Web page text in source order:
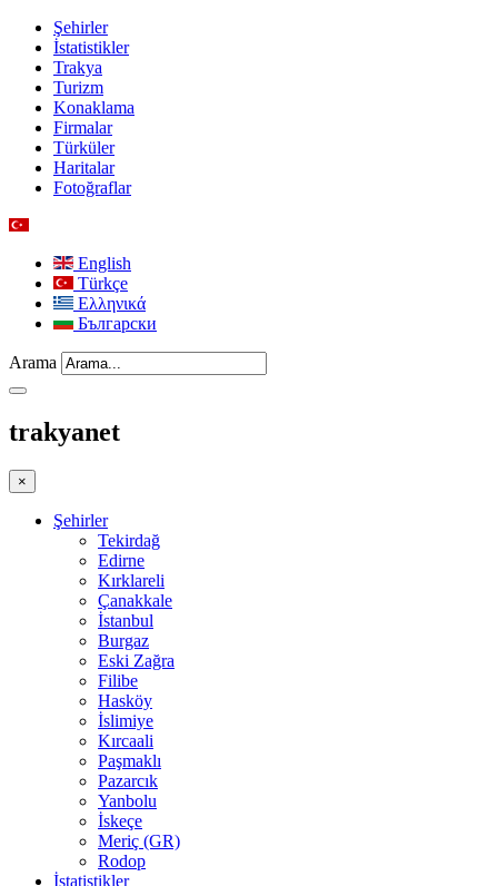
Şehirler
İstatistikler
Trakya
Turizm
Konaklama
Firmalar
Türküler
Haritalar
Fotoğraflar
English
Türkçe
Ελληνικά
Български
Arama
trakyanet
×
Şehirler
Tekirdağ
Edirne
Kırklareli
Çanakkale
İstanbul
Burgaz
Eski Zağra
Filibe
Hasköy
İslimiye
Kırcaali
Paşmaklı
Pazarcık
Yanbolu
İskeçe
Meriç (GR)
Rodop
İstatistikler